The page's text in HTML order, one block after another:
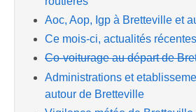
Aoc, Aop, Igp à Bretteville et
Ce mois-ci, actualités
Co-voiturage au départ de
Administrations et
autour de Bretteville